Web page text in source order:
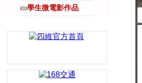
學生微電影作品